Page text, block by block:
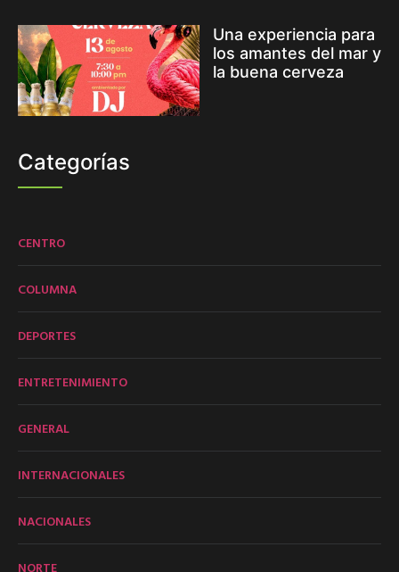
Una experiencia para
los amantes del mar y
la buena cerveza
Categorías
CENTRO
COLUMNA
DEPORTES
ENTRETENIMIENTO
GENERAL
INTERNACIONALES
NACIONALES
NORTE